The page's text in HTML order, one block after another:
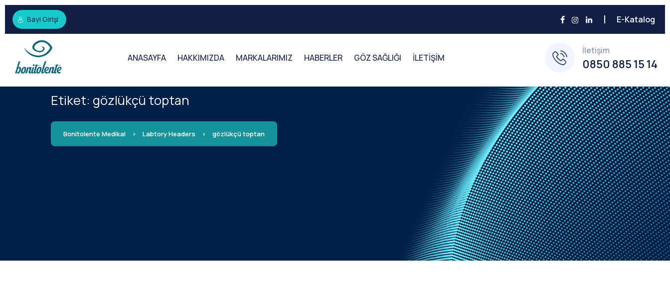
Bayi Girişi E-Katalog
ANASAYFA HAKKIMIZDA MARKALARIMIZ HABERLER GÖZ SAĞLIĞI İLETİŞİM
İletişim
0850 885 15 14
Etiket: gözlükçü toptan
Bonitolente Medikal > Labtory Headers > gözlükçü toptan